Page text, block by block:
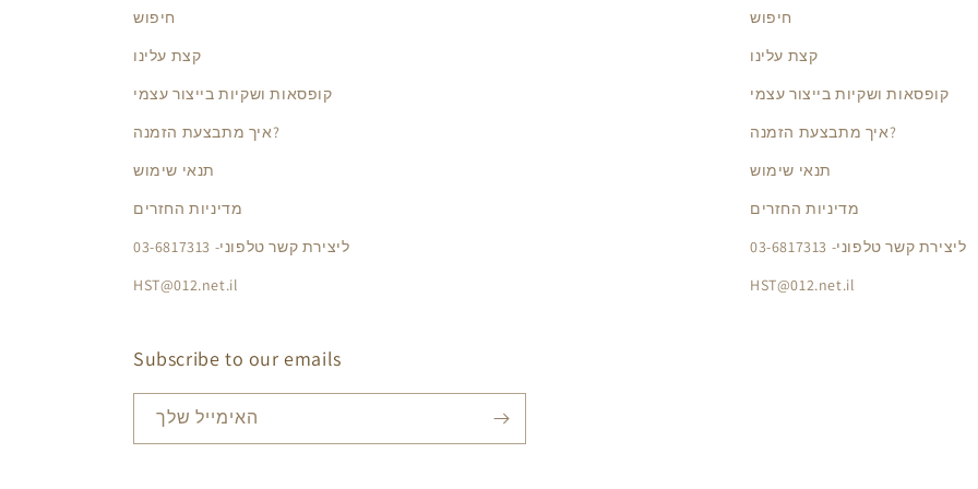
חיפוש
קצת עלינו
קופסאות ושקיות בייצור עצמי
איך מתבצעת הזמנה?
תנאי שימוש
מדיניות החזרים
ליצירת קשר טלפוני- 03-6817313
HST@012.net.il
חיפוש
קצת עלינו
קופסאות ושקיות בייצור עצמי
איך מתבצעת הזמנה?
תנאי שימוש
מדיניות החזרים
ליצירת קשר טלפוני- 03-6817313
HST@012.net.il
Subscribe to our emails
האימייל שלך